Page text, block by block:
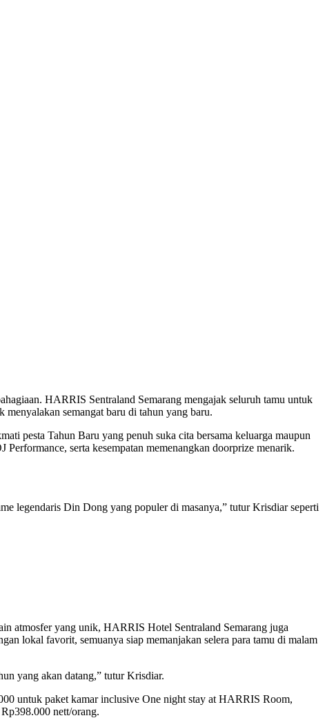
HARRIS Sentraland Semarang mengajak seluruh tamu untuk
semangat baru di tahun yang baru.
pesta Tahun Baru yang penuh suka cita bersama keluarga maupun
serta kesempatan memenangkan doorprize menarik.
legendaris Din Dong yang populer di masanya,” tutur Krisdiar seperti
atmosfer yang unik, HARRIS Hotel Sentraland Semarang juga
lokal favorit, semuanya siap memanjakan selera para tamu di malam
yang akan datang,” tutur Krisdiar.
untuk paket kamar inclusive One night stay at HARRIS Room,
nett/orang.